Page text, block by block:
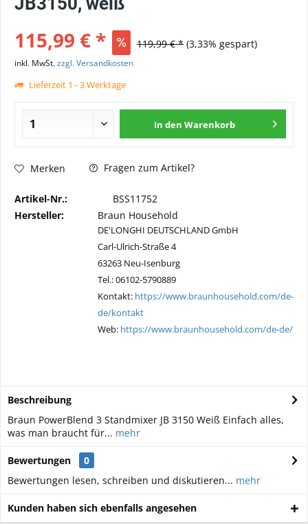
115,99 € * 119,99 € * (3,33% gespart)
inkl. MwSt.zzgl. Versandkosten
Lieferzeit 1 - 3 Werktage
In den Warenkorb
Merken Fragen zum Artikel?
Artikel-Nr.:
BSS11752
Hersteller:
Braun Household
DE'LONGHI DEUTSCHLAND GmbH
Carl-Ulrich-Straße 4
63263 Neu-Isenburg
Tel.: 06102-5790889
Kontakt: https://www.braunhousehold.com/de-
de/kontakt
Web: https://www.braunhousehold.com/de-de/
Beschreibung
Braun PowerBlend 3 Standmixer JB 3150 Weiß Einfach alles,
was man braucht für... mehr
Bewertungen
0
Bewertungen lesen, schreiben und diskutieren... mehr
Kunden haben sich ebenfalls angesehen